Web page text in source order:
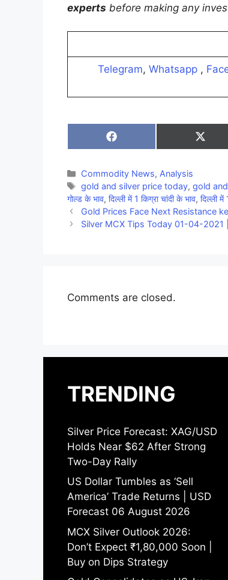
experts before making any
Telegram, Whatsapp,
Share
on
Share
on
Categories
Commodity News, Analysis
Tags
gold and silver price today,gold
गोल्ड के भाव, दिल्ली में 1 किग्रा चांदी के भाव, दिल्ली
Gold Prices Face Next Resistance
Silver MCX Tips Today 01-04-2021
Comments are closed.
TRENDING
Silver Price Forecast: XAG/USD
Holds Near $62 After Strong
Two-Day Rally
US Dollar Tumbles as ‘Sell
America’ Trade Returns | USD
Forecast 06 August 2026
MCX Silver Outlook 2026:
Don’t Expect ₹1,80,000 Soon |
Buy on Dips Strategy